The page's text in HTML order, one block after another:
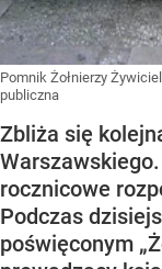
Pomnik Żołnierzy
publiczna
Zbliża się
rocznicowe
Podczas
poświęconym